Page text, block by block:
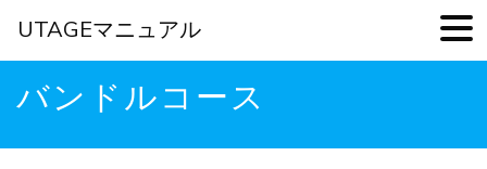
Skip
バンドルコース
UTAGEマニュアル